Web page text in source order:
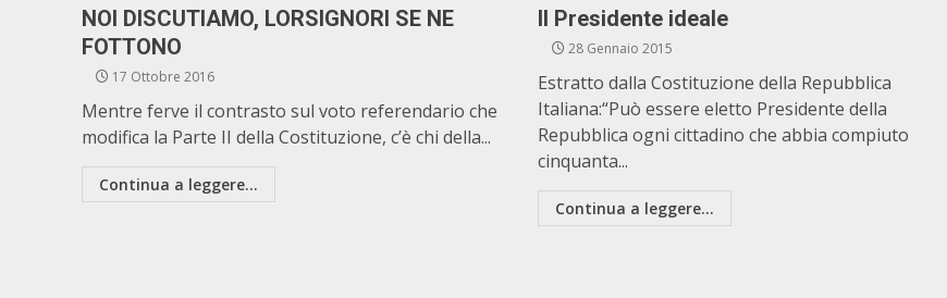
NOI DISCUTIAMO, LORSIGNORI SE NE
FOTTONO
17 Ottobre 2016
Mentre ferve il contrasto sul voto referendario che
modifica la Parte II della Costituzione, c’è chi della...
Continua a leggere...
Il Presidente ideale
28 Gennaio 2015
Estratto dalla Costituzione della Repubblica
Italiana:“Può essere eletto Presidente della
Repubblica ogni cittadino che abbia compiuto
cinquanta...
Continua a leggere...